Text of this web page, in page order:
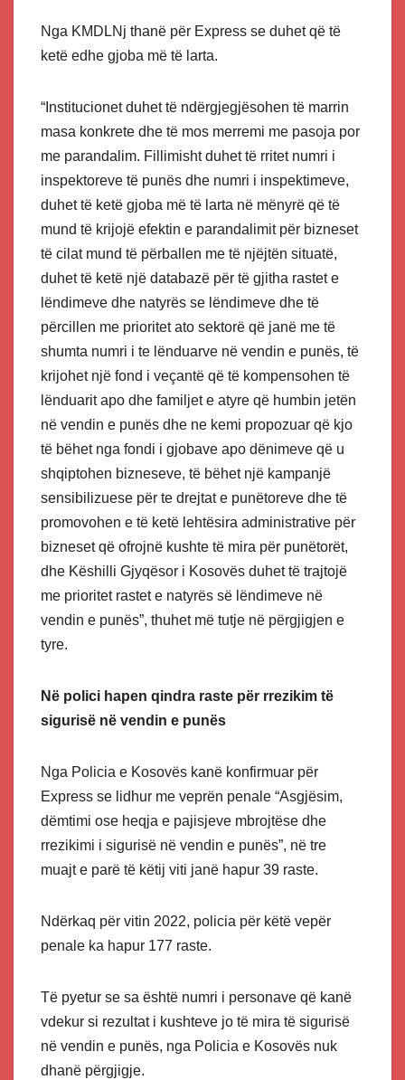
Nga KMDLNj thanë për Express se duhet që të
ketë edhe gjoba më të larta.
“Institucionet duhet të ndërgjegjësohen të marrin
masa konkrete dhe të mos merremi me pasoja por
me parandalim. Fillimisht duhet të rritet numri i
inspektoreve të punës dhe numri i inspektimeve,
duhet të ketë gjoba më të larta në mënyrë që të
mund të krijojë efektin e parandalimit për bizneset
të cilat mund të përballen me të njëjtën situatë,
duhet të ketë një databazë për të gjitha rastet e
lëndimeve dhe natyrës se lëndimeve dhe të
përcillen me prioritet ato sektorë që janë me të
shumta numri i te lënduarve në vendin e punës, të
krijohet një fond i veçantë që të kompensohen të
lënduarit apo dhe familjet e atyre që humbin jetën
në vendin e punës dhe ne kemi propozuar që kjo
të bëhet nga fondi i gjobave apo dënimeve që u
shqiptohen bizneseve, të bëhet një kampanjë
sensibilizuese për te drejtat e punëtoreve dhe të
promovohen e të ketë lehtësira administrative për
bizneset që ofrojnë kushte të mira për punëtorët,
dhe Këshilli Gjyqësor i Kosovës duhet të trajtojë
me prioritet rastet e natyrës së lëndimeve në
vendin e punës”, thuhet më tutje në përgjigjen e
tyre.
Në polici hapen qindra raste për rrezikim të
sigurisë në vendin e punës
Nga Policia e Kosovës kanë konfirmuar për
Express se lidhur me veprën penale “Asgjësim,
dëmtimi ose heqja e pajisjeve mbrojtëse dhe
rrezikimi i sigurisë në vendin e punës”, në tre
muajt e parë të këtij viti janë hapur 39 raste.
Ndërkaq për vitin 2022, policia për këtë vepër
penale ka hapur 177 raste.
Të pyetur se sa është numri i personave që kanë
vdekur si rezultat i kushteve jo të mira të sigurisë
në vendin e punës, nga Policia e Kosovës nuk
dhanë përgjigje.